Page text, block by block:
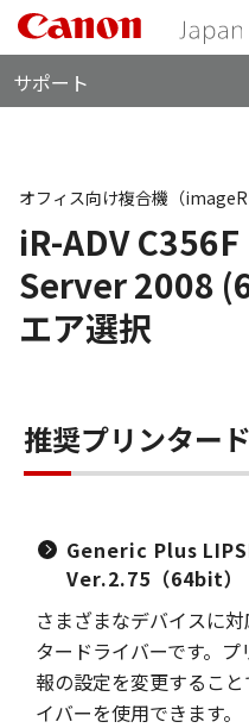
サポート
iR-ADV
Server 2008
エア選択
オフィス向け複合機（
推奨プリンター
Generic Plus
Ver.2.75（64bit）
さまざまなデバイスに
タードライバーです。
報の設定を変更するこ
イバーを使用できます。